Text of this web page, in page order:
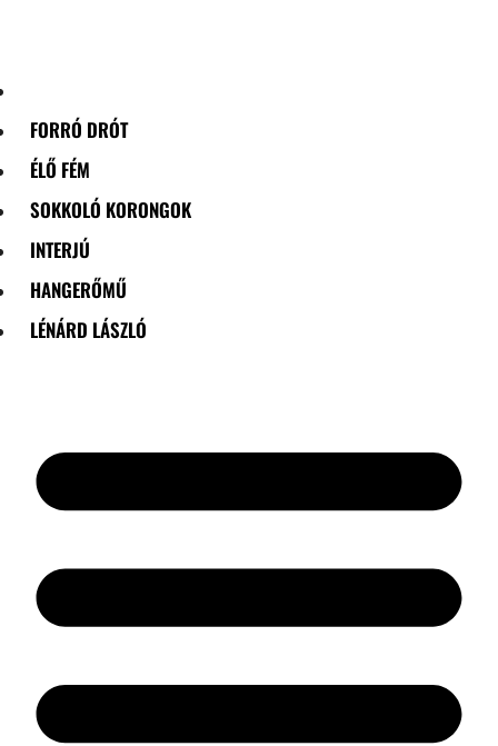
FORRÓ DRÓT
ÉLŐ FÉM
SOKKOLÓ KORONGOK
INTERJÚ
HANGERŐMŰ
LÉNÁRD LÁSZLÓ